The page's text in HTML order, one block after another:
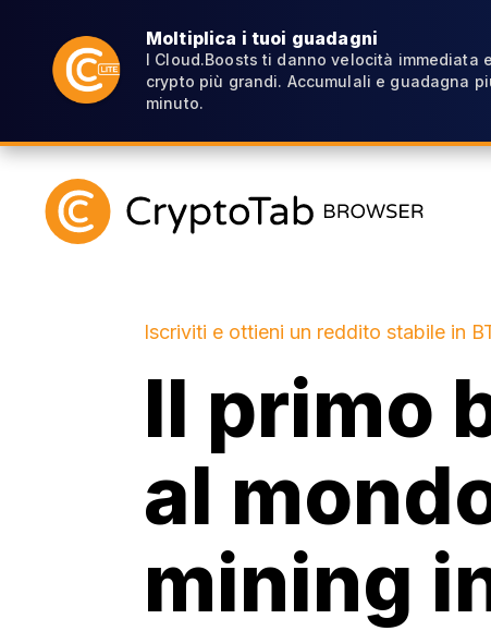
Moltiplica i tuoi guadagni
I Cloud.Boosts ti danno velocità immediata
crypto più grandi. Accumulali e guadagna
minuto.
Iscriviti e ottieni un reddito stabile in
Il primo
al
mining